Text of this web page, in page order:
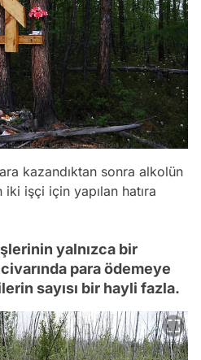
kazandıktan sonra alkolün
işçi için yapılan hatıra
yalnızca bir
para ödemeye
sayısı bir hayli fazla.